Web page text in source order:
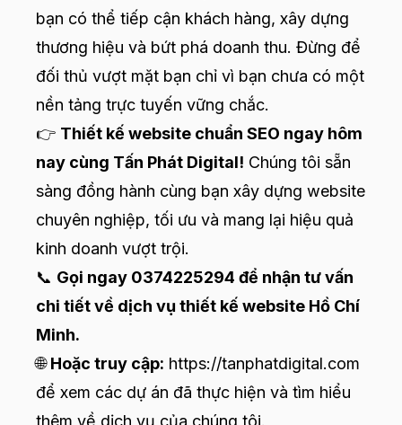
bạn có thể tiếp cận khách hàng, xây dựng
thương hiệu và bứt phá doanh thu. Đừng để
đối thủ vượt mặt bạn chỉ vì bạn chưa có một
nền tảng trực tuyến vững chắc.
👉 Thiết kế website chuẩn SEO ngay hôm
nay cùng Tấn Phát Digital! Chúng tôi sẵn
sàng đồng hành cùng bạn xây dựng website
chuyên nghiệp, tối ưu và mang lại hiệu quả
kinh doanh vượt trội.
📞 Gọi ngay 0374225294 để nhận tư vấn
chi tiết về dịch vụ thiết kế website Hồ Chí
Minh.
🌐Hoặc truy cập: https://tanphatdigital.com
để xem các dự án đã thực hiện và tìm hiểu
thêm về dịch vụ của chúng tôi.